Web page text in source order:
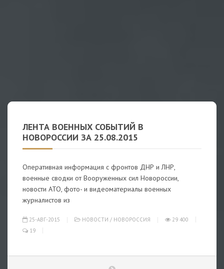
ЛЕНТА ВОЕННЫХ СОБЫТИЙ В
НОВОРОССИИ ЗА 25.08.2015
Оперативная информация с фронтов ДНР и ЛНР,
военные сводки от Вооруженных сил Новороссии,
новости АТО, фото- и видеоматериалы военных
журналистов из
25-АВГ-2015 НОВОСТИ / НОВОРОССИЯ
29 400
19